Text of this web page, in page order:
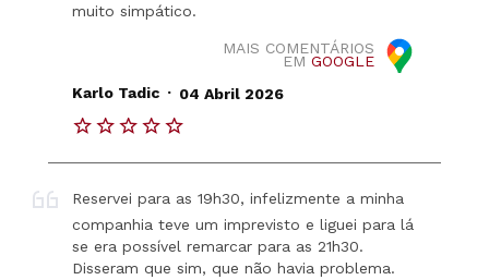
muito simpático.
MAIS COMENTÁRIOS
EM GOOGLE
Karlo Tadic . 04 Abril 2026
Reservei para as 19h30, infelizmente a minha
companhia teve um imprevisto e liguei para lá
se era possível remarcar para as 21h30.
Disseram que sim, que não havia problema.